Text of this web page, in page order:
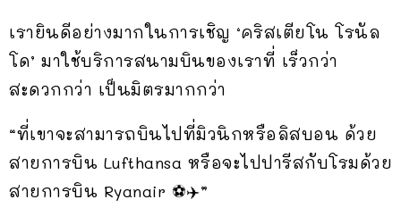
เรายินดีอย่างมากในการเชิญ ‘คริสเตียโน โรนัล
โด’ มาใช้บริการสนามบินของเราที่ เร็วกว่า
สะดวกกว่า เป็นมิตรมากกว่า
“ที่เขาจะสามารถบินไปที่มิวนิกหรือลิสบอน ด้วย
สายการบิน Lufthansa หรือจะไปปารีสกับโรมด้วย
สายการบิน Ryanair ⚽✈️”